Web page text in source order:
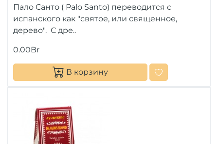
Пало Санто ( Рalo Santo) переводится с
испанского как "святое, или священное,
дерево". С дре..
0.00Br
В корзину